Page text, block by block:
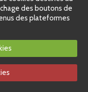
des boutons de
des plateformes